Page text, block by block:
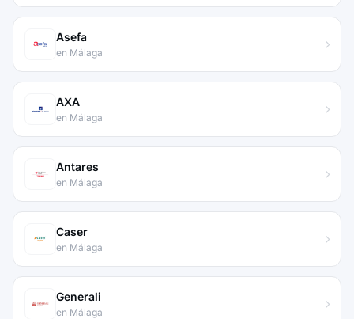
Asefa
en Málaga
AXA
en Málaga
Antares
en Málaga
Caser
en Málaga
Generali
en Málaga